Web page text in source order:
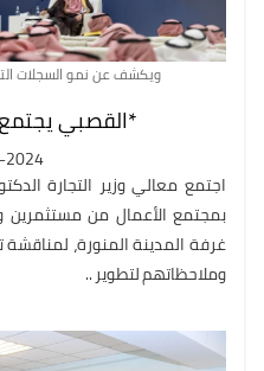
ويكشف عن نمو السجلات
*القصبي
اجتمع معالي وزير التجارة
بمجتمع الأعمال من مستثمرين
غرفة المدينة المنورة، لمناقشة
وملاحظاتهم لتطوير ..